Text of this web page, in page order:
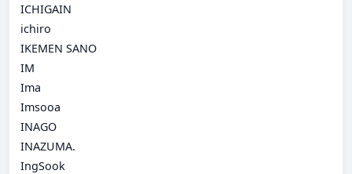
ICHIGAIN
ichiro
IKEMEN SANO
IM
Ima
Imsooa
INAGO
INAZUMA.
IngSook